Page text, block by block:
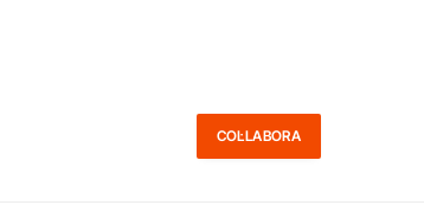
COL·LABORA